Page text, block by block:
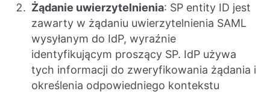
Żądanie uwierzytelnienia: SP entity ID jest
zawarty w żądaniu uwierzytelnienia SAML
wysyłanym do IdP, wyraźnie
identyfikującym proszący SP. IdP używa
tych informacji do zweryfikowania żądania i
określenia odpowiedniego kontekstu